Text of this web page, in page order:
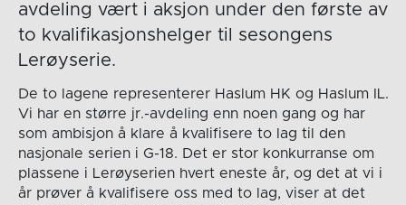
avdeling vært i aksjon under den første av
to kvalifikasjonshelger til sesongens
Lerøyserie.
De to lagene representerer Haslum HK og Haslum IL.
Vi har en større jr.-avdeling enn noen gang og har
som ambisjon å klare å kvalifisere to lag til den
nasjonale serien i G-18. Det er stor konkurranse om
plassene i Lerøyserien hvert eneste år, og det at vi i
år prøver å kvalifisere oss med to lag, viser at det